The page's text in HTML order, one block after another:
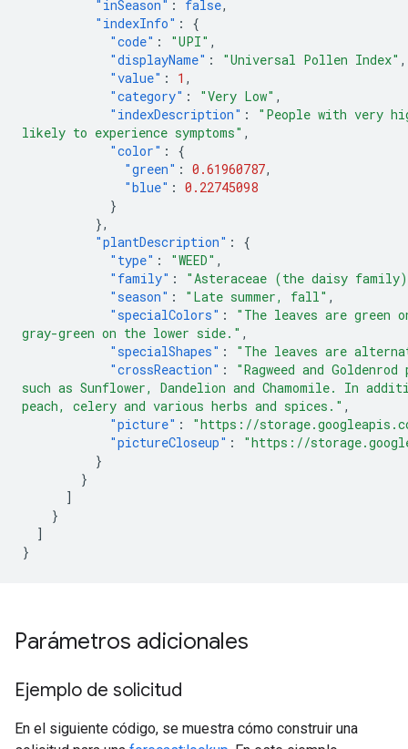
"inSeason" : false,
"indexInfo" :
{
"code" : "UPI" ,
"displayName" : "Universal Pollen Index" ,
"value" : 1 ,
"category" : "Very Low" ,
"indexDescription" :
"People with very
likely to experience symptoms" ,
"color" :
{
"green" : 0.61960787,
"blue" : 0.22745098
}
},
"plantDescription" :
{
"type" : "WEED" ,
"family" :
"Asteraceae (the daisy
"season" : "Late summer, fall" ,
"specialColors" :
"The leaves are green
gray-green on the lower side." ,
"specialShapes" :
"The leaves are
"crossReaction" :
"Ragweed and
such as Sunflower, Dandelion and Chamomile. In
peach, celery and various herbs and spices." ,
"picture" :
"https://
"pictureCloseup" :
"https://
}
}
]
}
]
}
Parámetros adicionales
Ejemplo de solicitud
En el siguiente código, se muestra cómo construir una